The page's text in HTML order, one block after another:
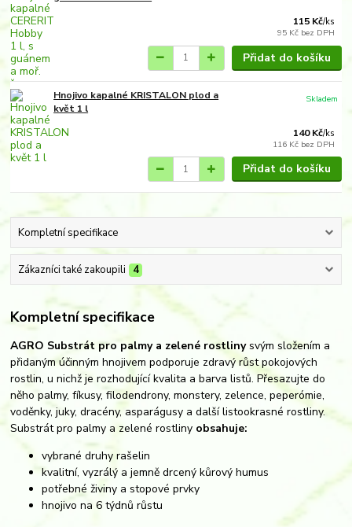
115 Kč/ks
95 Kč bez DPH
Přidat do košíku
Hnojivo kapalné KRISTALON plod a
květ 1 l
140 Kč/ks
116 Kč bez DPH
Skladem
Přidat do košíku
Kompletní specifikace
Zákazníci také zakoupili 4
Kompletní specifikace
AGRO Substrát pro palmy a zelené rostlinysvým složením a
přidaným účinným hnojivem podporuje zdravý růst pokojových
rostlin, u nichž je rozhodující kvalita a barva listů. Přesazujte do
něho palmy, fíkusy, filodendrony, monstery, zelence, peperómie,
voděnky, juky, dracény, asparágusy a další listookrasné rostliny.
Substrát pro palmy a zelené rostliny obsahuje:
vybrané druhy rašelin
kvalitní, vyzrálý a jemně drcený kůrový humus
potřebné živiny a stopové prvky
hnojivo na 6 týdnů růstu